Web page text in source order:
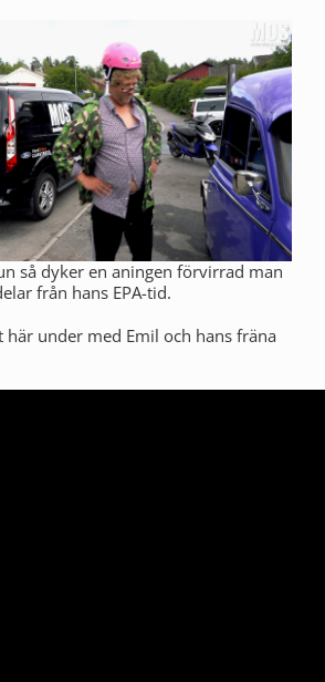
så dyker en aningen förvirrad man
från hans EPA-tid.
här under med Emil och hans fräna